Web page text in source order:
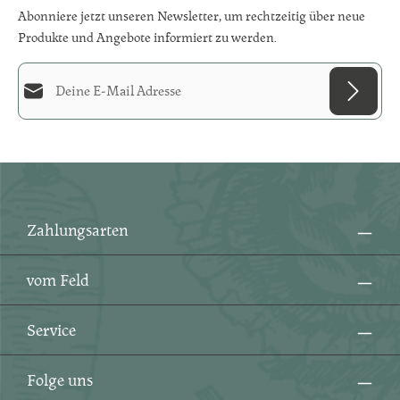
Abonniere jetzt unseren Newsletter, um rechtzeitig über neue
Produkte und Angebote informiert zu werden.
E-Mail-Adresse*
mit ihnen einverstanden.
Zahlungsarten
vom Feld
Service
Folge uns